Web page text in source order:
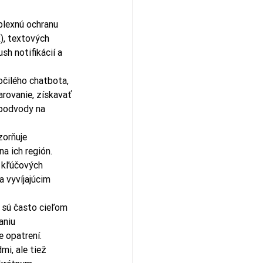
ochranu
textových
notifikácií a
chatbota,
získavať
na
ich región.
vyvíjajúcim
sú často cieľom
opatrení.
ale tiež